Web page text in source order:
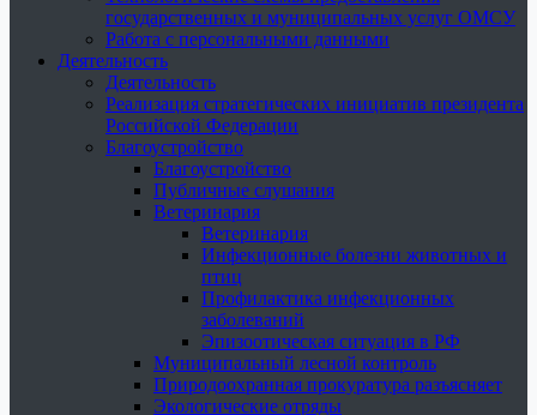
государственных и муниципальных услуг ОМСУ
Работа с персональными данными
Деятельность
Деятельность
Реализация стратегических инициатив президента
Российской Федерации
Благоустройство
Благоустройство
Публичные слушания
Ветеринария
Ветеринария
Инфекционные болезни животных и
птиц
Профилактика инфекционных
заболеваний
Эпизоотическая ситуация в РФ
Муниципальный лесной контроль
Природоохранная прокуратура разъясняет
Экологические отряды